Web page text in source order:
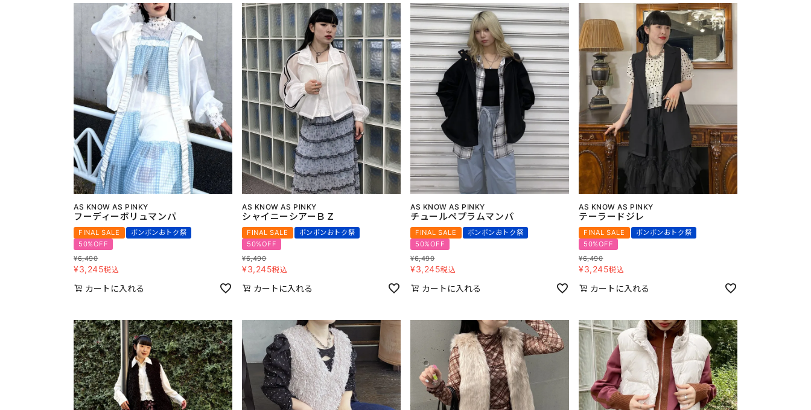
AS KNOW AS PINKY
フーディーボリュマンパ
FINAL SALE
ボンボンおトク祭
50%OFF
¥6,490
¥3,245税込
カートに入れる
AS KNOW AS PINKY
シャイニーシアーＢＺ
FINAL SALE
ボンボンおトク祭
50%OFF
¥6,490
¥3,245税込
カートに入れる
AS KNOW AS PINKY
チュールペプラムマンパ
FINAL SALE
ボンボンおトク祭
50%OFF
¥6,490
¥3,245税込
カートに入れる
AS KNOW AS PINKY
テーラードジレ
FINAL SALE
ボンボンおトク祭
50%OFF
¥6,490
¥3,245税込
カートに入れる